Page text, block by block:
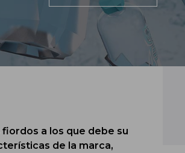
a los que debe su
de la marca,